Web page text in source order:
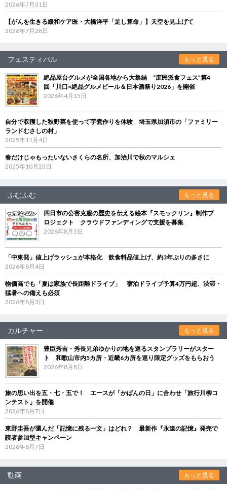
2026年7月31日
【がんを生きる緩和ケア医・大橋洋平「足し算命」】天空を見上げて
2026年7月28日
フェスティバル もっと見る
絶品屋台グルメが全国各地から大集結 “庶民派食フェス”第4
回「川口×絶品グルメビール＆日本酒祭り2026」を開催
2026年4月15日
自分で収穫した秋野菜を使って芋煮作りを体験 埼玉県加須市の「ファミリー
ランドむさしの村」
2025年11月4日
春だけじゃもったいないさくらの名所、加治川で秋のマルシェ
2025年10月23日
ふむふむ もっと見る
四日市の公害克服の歴史を伝える絵本『スモックリン』制作プ
ロジェクト クラウドファンディングで支援を募集
2026年8月5日
「中東発」値上げラッシュが本格化 飲食料品値上げ、約3年ぶりの多さに
2026年8月4日
物価高でも「夏は家族で長距離ドライブ」 宿泊ドライブ予算4万円超、渋滞・
猛暑への備えも必須
2026年8月3日
カルチャー もっと見る
豊臣秀吉・秀長兄弟ゆかりの地を巡るスタンプラリーがスター
ト 和歌山市内5カ所・近畿6カ所を巡り限定グッズをもらおう
2026年8月8日
旅の思い出を五・七・五で！ エースが「かばんの日」に合わせ「旅行川柳コ
ンテスト」を開催
2026年8月7日
東野圭吾が選んだ「記憶に残る一文」はどれ？ 最新作『永遠の記憶』発売で
読者参加型キャンペーン
2026年8月7日
動画 もっと見る